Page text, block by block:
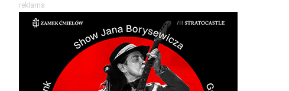
reklama